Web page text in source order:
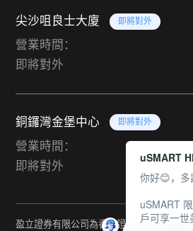
尖沙咀良士大廈 即將對外
營業時間：
即將對外
銅鑼灣金堡中心 即將對外
營業時間：
即將對外
盈立證券有限公司為香港證監會持牌法團（
uSMART
你好😊，多
uSMART
戶可享一世